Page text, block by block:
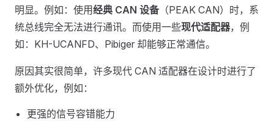
明显。例如：使用经典 CAN 设备（PEAK CAN）时，系
统总线完全无法进行通讯。而使用一些现代适配器，例
如：KH-UCANFD、Pibiger 却能够正常通信。
原因其实很简单，许多现代 CAN 适配器在设计时进行了
额外优化，例如：
更强的信号容错能力